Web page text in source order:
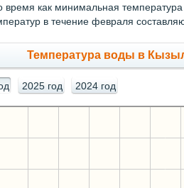
время как минимальная
в течение февраля
Температура воды в
2025 год 2024 год